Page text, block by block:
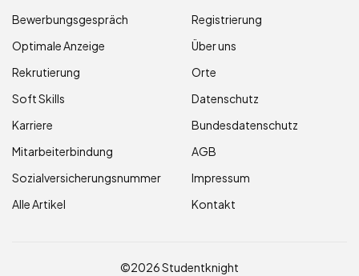
Bewerbungsgespräch
Optimale Anzeige
Rekrutierung
Soft Skills
Karriere
Mitarbeiterbindung
Sozialversicherungsnummer
Alle Artikel
Registrierung
Über uns
Orte
Datenschutz
Bundesdatenschutz
AGB
Impressum
Kontakt
©2026 Studentknight